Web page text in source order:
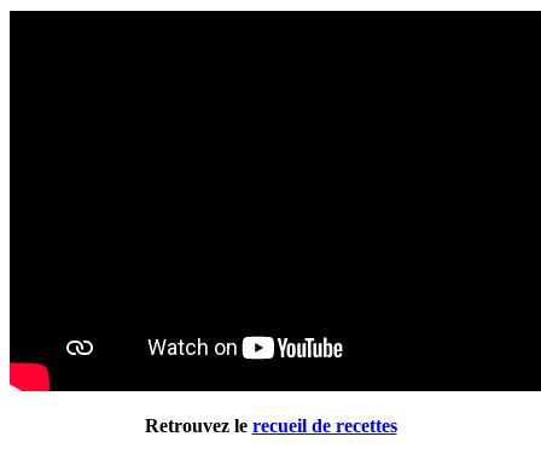
Retrouvez le recueil de recettes